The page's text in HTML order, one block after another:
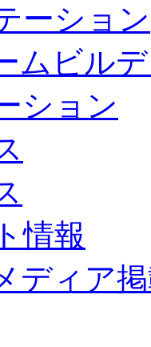
ーション
ムビル
ション
情報
ディア